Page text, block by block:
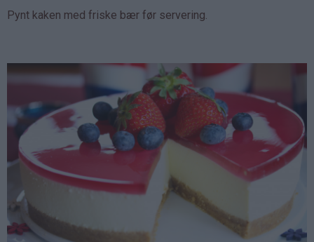
Pynt kaken med friske bær før servering.